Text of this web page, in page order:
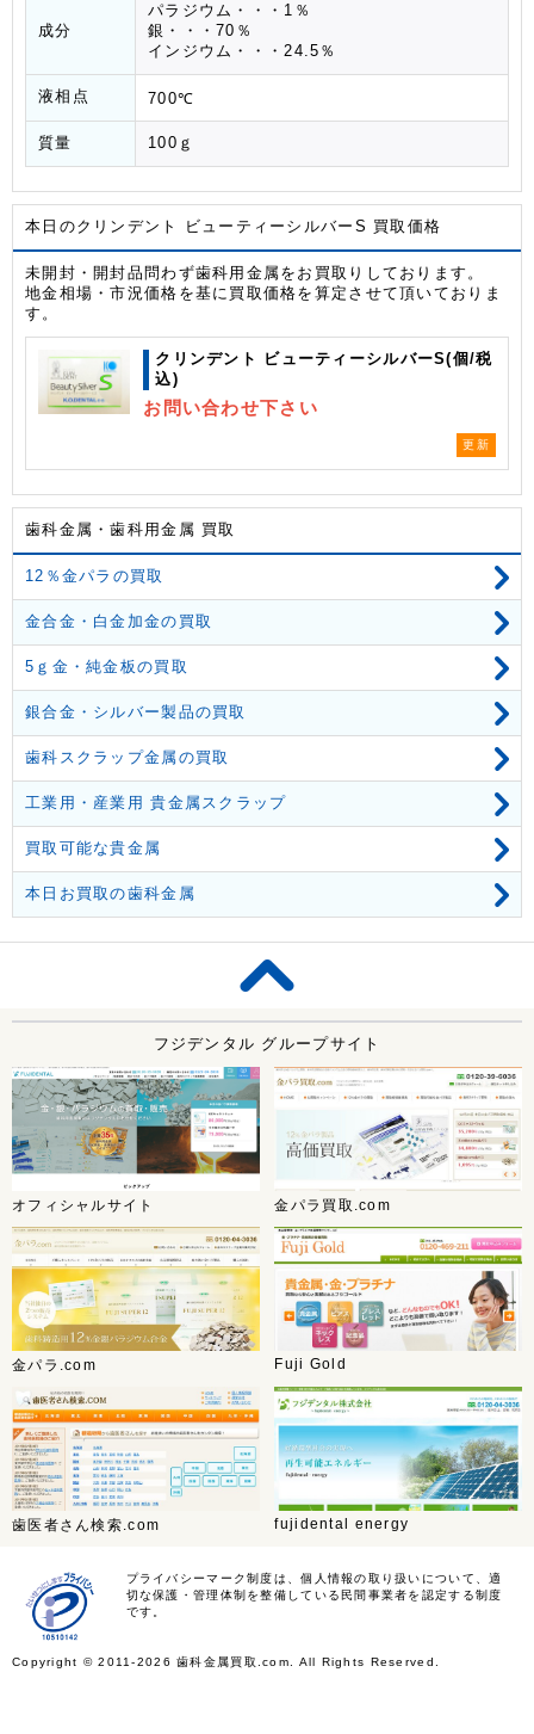
成分
パラジウム・・・1％
銀・・・70％
インジウム・・・24.5％
液相点 700℃
質量 100ｇ
本日のクリンデント ビューティーシルバーS 買取価格
未開封・開封品問わず歯科用金属をお買取りしております。
地金相場・市況価格を基に買取価格を算定させて頂いておりま
す。
クリンデント ビューティーシルバーS(個/税
込)
お問い合わせ下さい
更新
歯科金属・歯科用金属 買取
12％金パラの買取
金合金・白金加金の買取
5ｇ金・純金板の買取
銀合金・シルバー製品の買取
歯科スクラップ金属の買取
工業用・産業用 貴金属スクラップ
買取可能な貴金属
本日お買取の歯科金属
フジデンタル グループサイト
オフィシャルサイト 金パラ買取.com
金パラ.com Fuji Gold
歯医者さん検索.com fujidental energy
プライバシーマーク制度は、個人情報の取り扱いについて、適
切な保護・管理体制を整備している民間事業者を認定する制度
です。
Copyright ©2011-2026 歯科金属買取.com. All Rights Reserved.